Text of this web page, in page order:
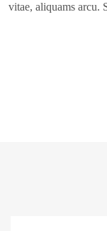
vitae, aliquams arcu.